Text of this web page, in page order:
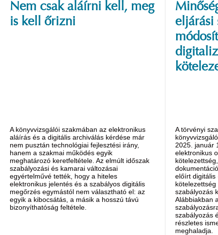
Nem csak aláírni kell, meg
is kell őrizni
A könyvvizsgálói szakmában az elektronikus
aláírás és a digitális archiválás kérdése már
nem pusztán technológiai fejlesztési irány,
hanem a szakmai működés egyik
meghatározó keretfeltétele. Az elmúlt időszak
szabályozási és kamarai változásai
egyértelművé tették, hogy a hiteles
elektronikus jelentés és a szabályos digitális
megőrzés egymástól nem választható el: az
egyik a kibocsátás, a másik a hosszú távú
bizonyíthatóság feltétele.
eljárási
A törvényi
2025. január
elektronikus
előírt digitális
szabályozás
Alábbiakban
szabályozás
részletes
meghaladja.